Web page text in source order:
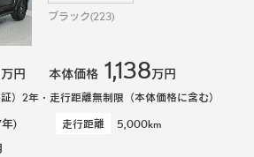
ブラック(223)
万円 本体価格 1,138万円
）2年・走行距離無制限（本体価格に含む）
) 走行距離 5,000km